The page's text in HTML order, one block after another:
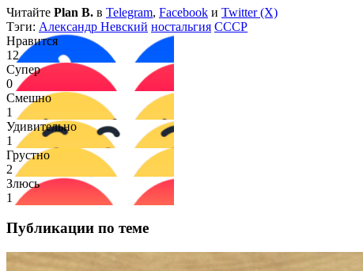
Читайте Plan B. в Telegram, Facebook и Twitter (X)
Тэги: Александр Невский ностальгия СССР
Нравится
12
Супер
0
Смешно
1
Удивительно
1
Грустно
2
Злюсь
1
Публикации по теме